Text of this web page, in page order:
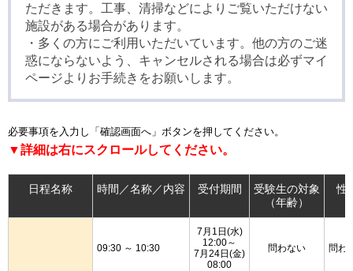
ただきます。工事、清掃などによりご覧いただけない
施設がある場合があります。
・多くの方にご利用いただいています。他の方のご迷
惑にならないよう、キャンセルされる場合は必ずマイ
ページよりお手続きをお願いします。
必要事項を入力し「確認画面へ」ボタンを押してください。
▼詳細は右にスクロールしてください。
日程名称 時間／名称／内容 受付期間
受験生の対象
（年齢）
性
09:30 ～ 10:30
7月1日(水)
12:00～
7月24日(金)
08:00
問わない 問わ